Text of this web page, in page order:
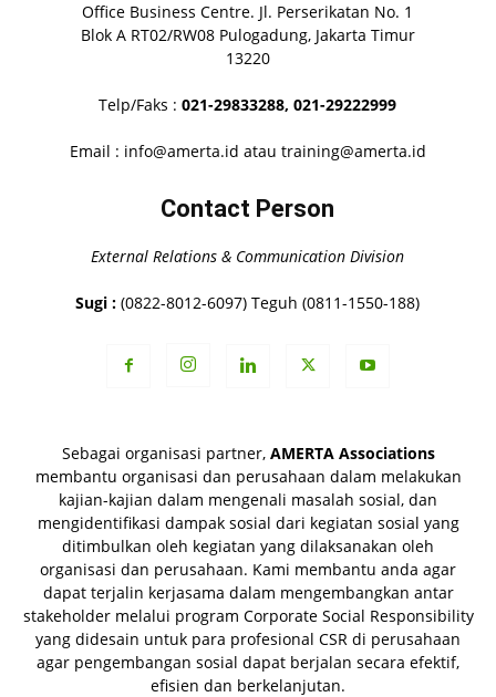
Office Business Centre. Jl. Perserikatan No. 1
Blok A RT02/RW08 Pulogadung, Jakarta Timur
13220
Telp/Faks :021-29833288,021-29222999
Email : info@amerta.id atau training@amerta.id
Contact Person
External Relations & Communication Division
Sugi : (0822-8012-6097) Teguh (0811-1550-188)
Sebagai organisasi partner, AMERTA Associations
membantu organisasi dan perusahaan dalam melakukan
kajian-kajian dalam mengenali masalah sosial, dan
mengidentifikasi dampak sosial dari kegiatan sosial yang
ditimbulkan oleh kegiatan yang dilaksanakan oleh
organisasi dan perusahaan. Kami membantu anda agar
dapat terjalin kerjasama dalam mengembangkan antar
stakeholder melalui program Corporate Social Responsibility
yang didesain untuk para profesional CSR di perusahaan
agar pengembangan sosial dapat berjalan secara efektif,
efisien dan berkelanjutan.